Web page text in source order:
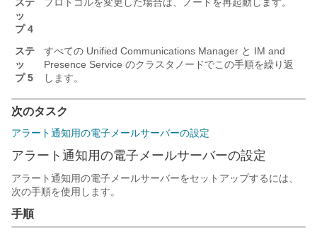
ッ
プ 4
ステ
ッ
プ 5
すべての Unified Communications Manager と IM and
Presence Service のクラスタノードでこの手順を繰り返
します。
次のタスク
アラート通知用の電子メールサーバーの設定
アラート通知用の電子メールサーバーの設定
アラート通知用の電子メールサーバーをセットアップするには、
次の手順を使用します。
手順